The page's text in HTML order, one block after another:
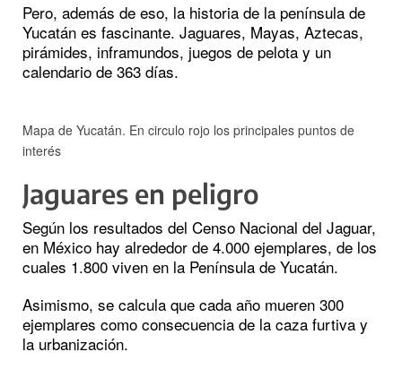
Pero, además de eso, la historia de la península de
Yucatán es fascinante. Jaguares, Mayas, Aztecas,
pirámides, inframundos, juegos de pelota y un
calendario de 363 días.
Mapa de Yucatán. En circulo rojo los principales puntos de
interés
Jaguares en peligro
Según los resultados del Censo Nacional del Jaguar,
en México hay alrededor de 4.000 ejemplares, de los
cuales 1.800 viven en la Península de Yucatán.
Asimismo, se calcula que cada año mueren 300
ejemplares como consecuencia de la caza furtiva y
la urbanización.